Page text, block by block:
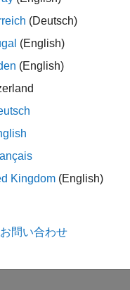
(Deutsch)
(English)
(English)
Kingdom (English)
問い合わせ